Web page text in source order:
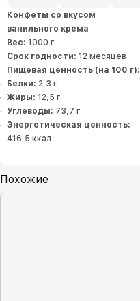
Конфеты со вкусом
ванильного крема
Вес: 1000 г
Срок годности: 12 месяцев
Пищевая ценность (на 100 г):
Белки: 2,3 г
Жиры: 12,5 г
Углеводы: 73,7 г
Энергетическая ценность:
416,5 ккал
Похожие